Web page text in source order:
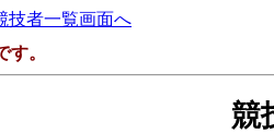
技者一覧画面へ
。
競